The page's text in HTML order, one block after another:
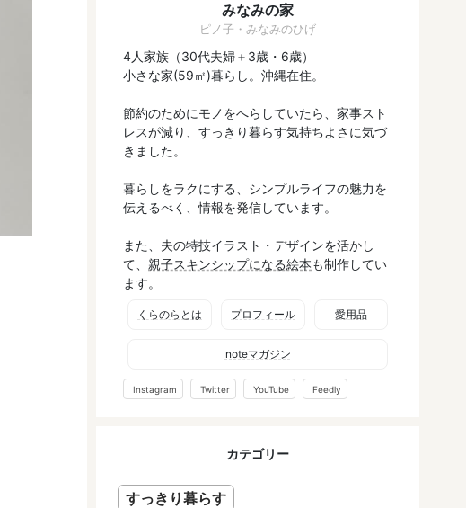
みなみの家
ピノ子・みなみのひげ
4人家族（30代夫婦＋3歳・6歳）
小さな家(59㎡)暮らし。沖縄在住。
節約のためにモノをへらしていたら、家事スト
レスが減り、すっきり暮らす気持ちよさに気づ
きました。
暮らしをラクにする、シンプルライフの魅力を
伝えるべく、情報を発信しています。
また、夫の特技イラスト・デザインを活かし
て、 親子スキンシップになる絵本も制作してい
ます。
くらのらとは プロフィール 愛用品
noteマガジン
Instagram Twitter YouTube Feedly
カテゴリー
すっきり暮らす